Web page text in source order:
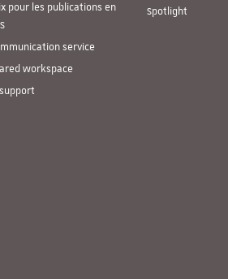
pour les publications en
service
workspace
Spotlight